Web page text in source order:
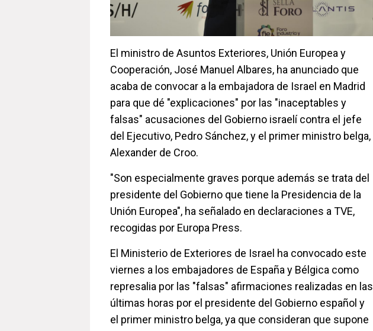
El ministro de Asuntos Exteriores, Unión Europea y
Cooperación, José Manuel Albares, ha anunciado que
acaba de convocar a la embajadora de Israel en Madrid
para que dé "explicaciones" por las "inaceptables y
falsas" acusaciones del Gobierno israelí contra el jefe
del Ejecutivo, Pedro Sánchez, y el primer ministro belga,
Alexander de Croo.
"Son especialmente graves porque además se trata del
presidente del Gobierno que tiene la Presidencia de la
Unión Europea", ha señalado en declaraciones a TVE,
recogidas por Europa Press.
El Ministerio de Exteriores de Israel ha convocado este
viernes a los embajadores de España y Bélgica como
represalia por las "falsas" afirmaciones realizadas en las
últimas horas por el presidente del Gobierno español y
el primer ministro belga, ya que consideran que supone